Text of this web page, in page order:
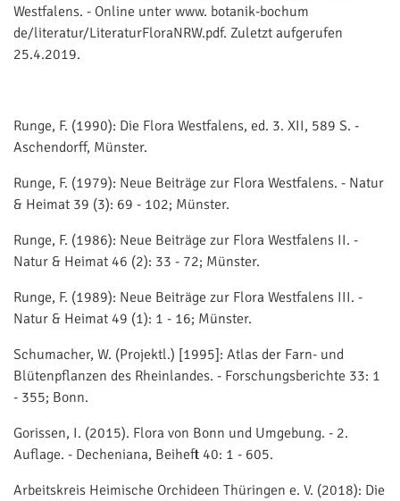
Westfalens. - Online unter www. botanik-bochum
de/literatur/LiteraturFloraNRW.pdf. Zuletzt aufgerufen
25.4.2019.
Runge, F. (1990): Die Flora Westfalens, ed. 3. XII, 589 S. -
Aschendorff, Münster.
Runge, F. (1979): Neue Beiträge zur Flora Westfalens. - Natur
& Heimat 39 (3): 69 - 102; Münster.
Runge, F. (1986): Neue Beiträge zur Flora Westfalens II. -
Natur & Heimat 46 (2): 33 - 72; Münster.
Runge, F. (1989): Neue Beiträge zur Flora Westfalens III. -
Natur & Heimat 49 (1): 1 - 16; Münster.
Schumacher, W. (Projektl.) [1995]: Atlas der Farn- und
Blütenpflanzen des Rheinlandes. - Forschungsberichte 33: 1
- 355; Bonn.
Gorissen, I. (2015). Flora von Bonn und Umgebung. - 2.
Auflage. - Decheniana, Beiheft 40: 1 - 605.
Arbeitskreis Heimische Orchideen Thüringen e. V. (2018): Die